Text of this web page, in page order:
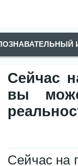
Сейчас
вы
Сейчас на